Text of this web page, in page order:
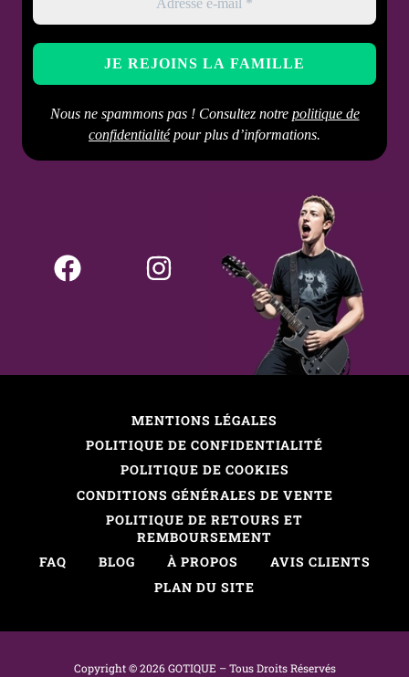
prolongé avec l’humidité
Nous ne spammons pas ! Consultez notre politique de
confidentialitépour plus d’informations.
MENTIONS LÉGALES
POLITIQUE DE CONFIDENTIALITÉ
POLITIQUE DE COOKIES
CONDITIONS GÉNÉRALES DE VENTE
POLITIQUE DE RETOURS ET
REMBOURSEMENT
FAQ
BLOG À PROPOS
AVIS CLIENTS
PLAN DU SITE
Copyright © 2026 GOTIQUE –TousDroitsRéservés